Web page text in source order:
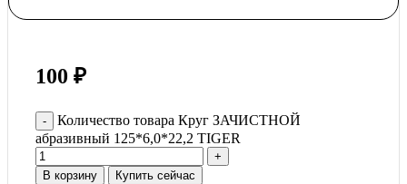
100 ₽
Количество товара Круг ЗАЧИСТНОЙ
абразивный 125*6,0*22,2 TIGER
В корзину Купить сейчас